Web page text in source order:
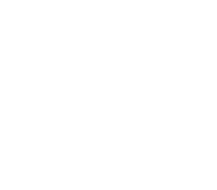
ist,
einem Stadtkreis liegt: Die
einem Landkreis liegt: Das
Großen Kreisstädten sowie in
diese selbst